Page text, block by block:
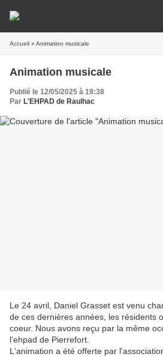
Accueil » Animation musicale
Animation musicale
Publié le 12/05/2025 à 19:38
Par L'EHPAD de Raulhac
Le 24 avril, Daniel Grasset est venu
de ces dernières années, les résidents
coeur. Nous avons reçu par la même
l'ehpad de Pierrefort.
L'animation a été offerte par